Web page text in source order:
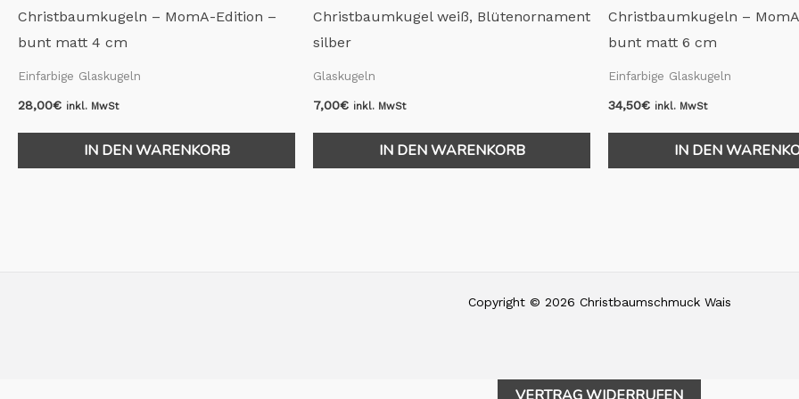
Christbaumkugeln – MomA-Edition –
bunt matt 4 cm
Einfarbige Glaskugeln
28,00€ inkl. MwSt
IN DEN WARENKORB
Christbaumkugel weiß, Blütenornament
silber
Glaskugeln
7,00€ inkl. MwSt
IN DEN WARENKORB
Christbaumkugeln –
bunt matt 6 cm
Einfarbige Glaskugeln
34,50€ inkl. MwSt
IN DEN
Copyright © 2026 Christbaumschmuck Wais